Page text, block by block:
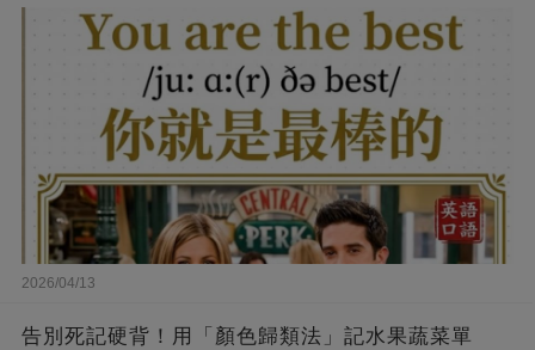
2026/04/13
告別死記硬背！用「顏色歸類法」記水果蔬菜單